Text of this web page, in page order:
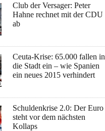
Club der Versager: Peter
Hahne rechnet mit der CDU
ab
Ceuta-Krise: 65.000 fallen in
die Stadt ein – wie Spanien
ein neues 2015 verhindert
Schuldenkrise 2.0: Der Euro
steht vor dem nächsten
Kollaps